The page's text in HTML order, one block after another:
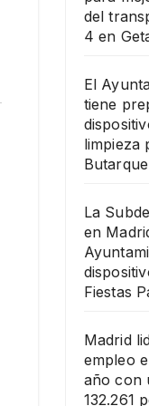
del
4 en
El
tiene
limpieza
Butarque
La
en
Fiestas
Madrid
empleo
año con
132.261